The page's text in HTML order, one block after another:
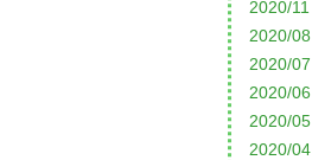
2020/11
2020/08
2020/07
2020/06
2020/05
2020/04